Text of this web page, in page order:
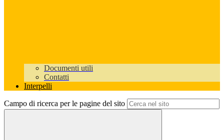
Documenti utili
Contatti
Interpelli
Campo di ricerca per le pagine del sito